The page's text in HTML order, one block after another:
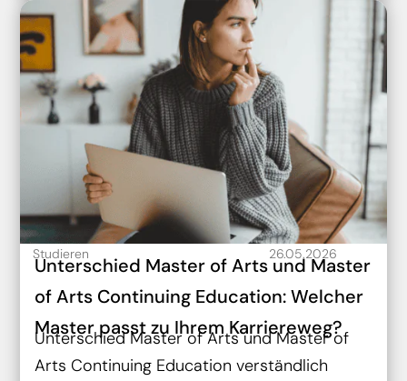
Studieren 26.05.2026
Unterschied Master of Arts und Master
of Arts Continuing Education: Welcher
Master passt zu Ihrem Karriereweg?
Unterschied Master of Arts und Master of
Arts Continuing Education verständlich